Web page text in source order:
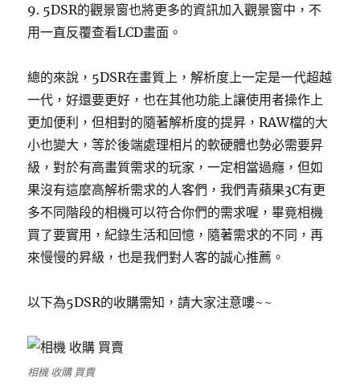
9. 5DSR的觀景窗也將更多的資訊加入觀景窗中，不
用一直反覆查看LCD畫面。
總的來說，5DSR在畫質上，解析度上一定是一代超越
一代，好還要更好，也在其他功能上讓使用者操作上
更加便利，但相對的隨著解析度的提昇，RAW檔的大
小也變大，等於後端處理相片的軟硬體也勢必需要昇
級，對於有高畫質需求的玩家，一定相當過癮，但如
果沒有這麼高解析需求的人客們，我們青蘋果3C有更
多不同階段的相機可以符合你們的需求喔，畢竟相機
買了要實用，紀錄生活和回憶，隨著需求的不同，再
來慢慢的昇級，也是我們對人客的誠心推薦。
以下為5DSR的收購需知，請大家注意嘍~~
相機 收購 買賣